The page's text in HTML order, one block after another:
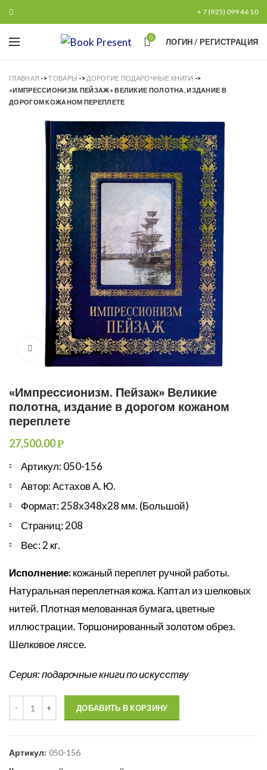
+ 7 (925) 099 46 10
0 ЛОГИН / РЕГИСТРАЦИЯ
ГЛАВНАЯ ->ТОВАРЫ -> ДОРОГИЕ ПОДАРОЧНЫЕ КНИГИ ->
«ИМПРЕССИОНИЗМ. ПЕЙЗАЖ» ВЕЛИКИЕ ПОЛОТНА, ИЗДАНИЕ В
ДОРОГОМ КОЖАНОМ ПЕРЕПЛЕТЕ
Увеличить
«Импрессионизм. Пейзаж» Великие
полотна, издание в дорогом кожаном
переплете
27,500.00Р
Артикул: 050-156
Автор: Астахов А. Ю.
Формат: 258х348х28 мм. (Большой)
Страниц: 208
Вес: 2 кг.
Исполнение:кожаный переплет ручной работы.
Натуральная переплетная кожа. Каптал из шелковых
нитей. Плотная мелованная бумага, цветные
иллюстрации. Торшонированный золотом обрез.
Шелковое ляссе.
Серия: подарочные книги по искусству
ДОБАВИТЬ В КОРЗИНУ
Артикул: 050-156